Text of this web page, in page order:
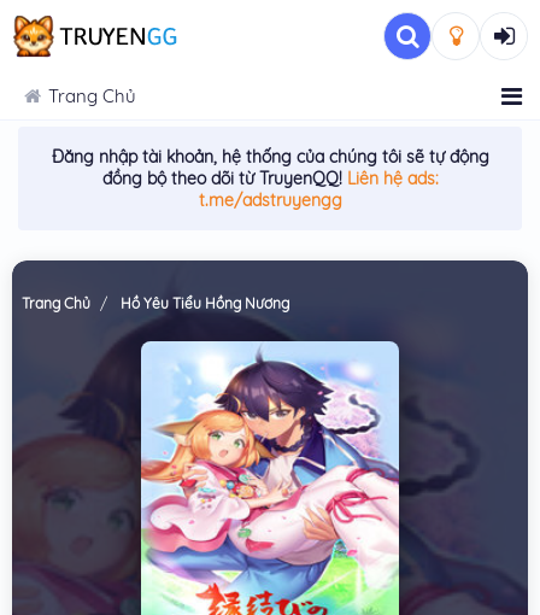
Trang Chủ
Đăng nhập tài khoản, hệ thống của chúng tôi sẽ tự động
đồng bộ theo dõi từ TruyenQQ! Liên hệ ads:
t.me/adstruyengg
Trang Chủ Hồ Yêu Tiểu Hồng Nương